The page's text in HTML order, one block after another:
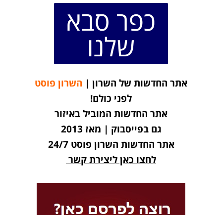
כפר סבא
שלנו
אתר החדשות של השרון | השרון פוסט
לפני כולם!
אתר החדשות המוביל באיזור
גם בפייסבוק | מאז 2013
אתר החדשות השרון פוסט 24/7
לחצו כאן ליצירת קשר